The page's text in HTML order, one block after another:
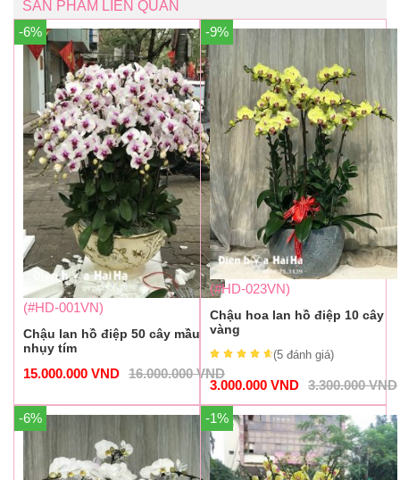
SẢN PHẨM LIÊN QUAN
-6%
(#HD-001VN)
Chậu lan hồ điệp 50 cây mầu
nhụy tím
16.000.000VND
15.000.000 VND
-9%
(#HD-023VN)
Chậu hoa lan hồ điệp 10 cây
vàng
(5 đánh giá)
3.300.000VND
3.000.000 VND
-6% -1%